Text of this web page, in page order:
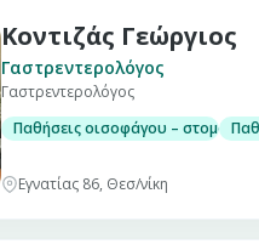
Κοντιζάς Γεώργιος
Γαστρεντερολόγος
Γαστρεντερολόγος
Παθήσεις οισοφάγου – στομάχου
Εγνατίας 86, Θεσ/νίκη